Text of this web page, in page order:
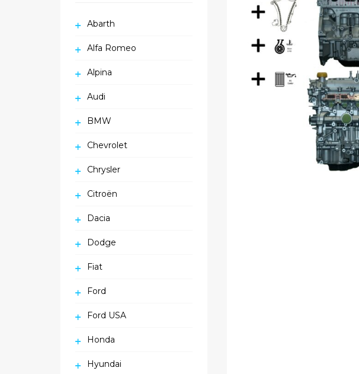
Abarth
Alfa Romeo
Alpina
Audi
BMW
Chevrolet
Chrysler
Citroën
Dacia
Dodge
Fiat
Ford
Ford USA
Honda
Hyundai